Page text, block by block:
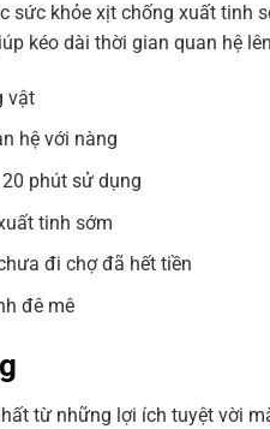
sức khỏe xịt chống xuất tinh
kéo dài thời gian quan hệ
vật
hệ với nàng
phút sử dụng
tinh sớm
đi chợ đã hết tiền
đê mê
từ những lợi ích tuyệt vời